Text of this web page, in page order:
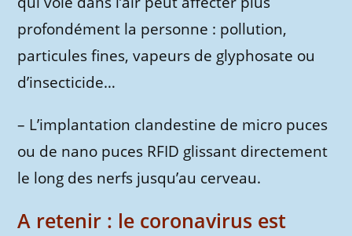
profondément la personne : pollution,
particules fines, vapeurs de glyphosate ou
d’insecticide…
– L’implantation clandestine de micro puces
ou de nano puces RFID glissant directement
le long des nerfs jusqu’au cerveau.
A retenir : le coronavirus est